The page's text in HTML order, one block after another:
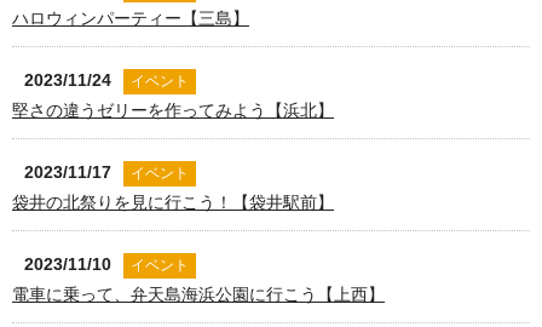
ハロウィンパーティー【三島】
2023/11/24 イベント
堅さの違うゼリーを作ってみよう【浜北】
2023/11/17 イベント
袋井の北祭りを見に行こう！【袋井駅前】
2023/11/10 イベント
電車に乗って、弁天島海浜公園に行こう【上西】